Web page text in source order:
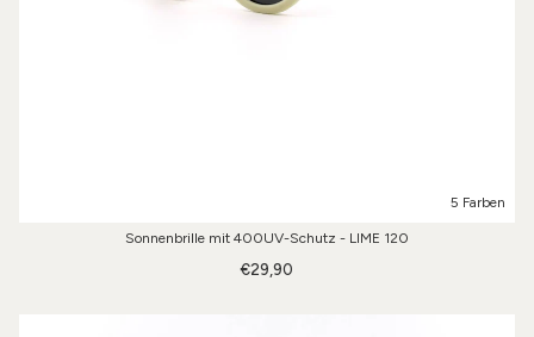
5 Farben
Sonnenbrille mit 400UV-Schutz - LIME 120
€29,90